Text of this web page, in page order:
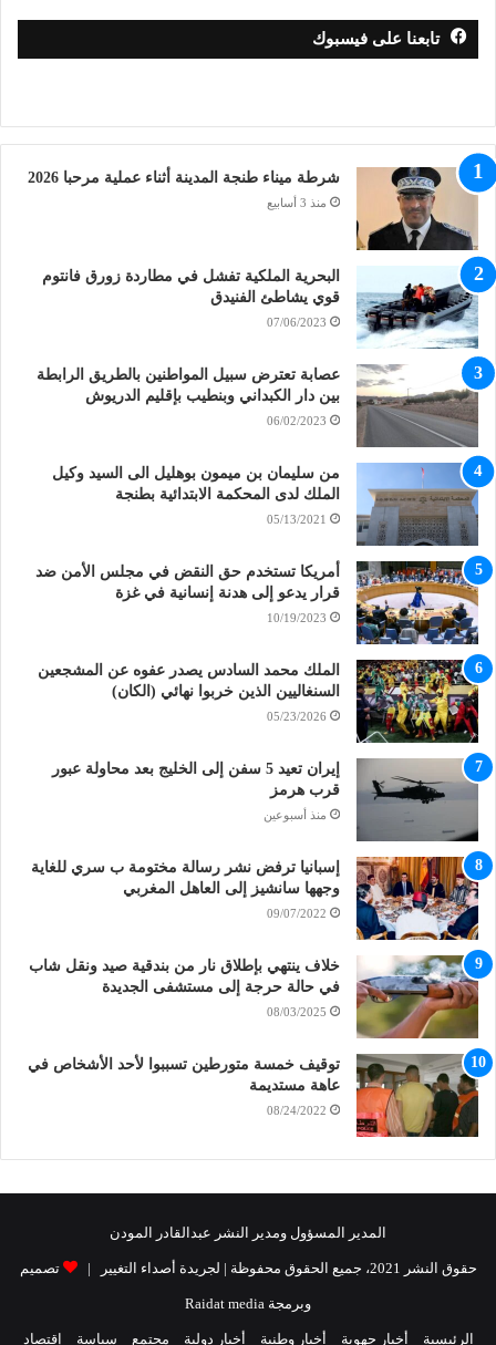
تابعنا على فيسبوك
شرطة ميناء طنجة المدينة أثناء عملية مرحبا 2026
منذ 3 أسابيع
البحرية الملكية تفشل في مطاردة زورق فانتوم
قوي يشاطئ الفنيدق
07/06/2023
عصابة تعترض سبيل المواطنين بالطريق الرابطة
بين دار الكبداني وبنطيب بإقليم الدريوش
06/02/2023
من سليمان بن ميمون بوهليل الى السيد وكيل
الملك لدى المحكمة الابتدائية بطنجة
05/13/2021
أمريكا تستخدم حق النقض في مجلس الأمن ضد
قرار يدعو إلى هدنة إنسانية في غزة
10/19/2023
الملك محمد السادس يصدر عفوه عن المشجعين
السنغاليين الذين خربوا نهائي (الكان)
05/23/2026
إيران تعيد 5 سفن إلى الخليج بعد محاولة عبور
قرب هرمز
منذ أسبوعين
إسبانيا ترفض نشر رسالة مختومة ب سري للغاية
وجهها سانشيز إلى العاهل المغربي
09/07/2022
خلاف ينتهي بإطلاق نار من بندقية صيد ونقل شاب
في حالة حرجة إلى مستشفى الجديدة
08/03/2025
توقيف خمسة متورطين تسببوا لأحد الأشخاص في
عاهة مستديمة
08/24/2022
المدير المسؤول ومدير النشر عبدالقادر المودن
حقوق النشر 2021، جميع الحقوق محفوظة | لجريدة أصداء التغيير | تصميم
وبرمجة Raidat media
الرئيسية أخبار جهوية أخبار وطنية أخبار دولية مجتمع سياسة إقتصاد